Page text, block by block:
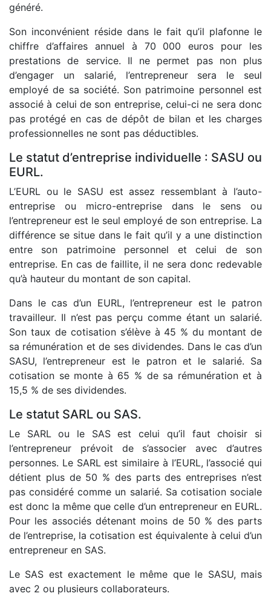
généré.
Son inconvénient réside dans le fait qu’il plafonne le
chiffre d’affaires annuel à 70 000 euros pour les
prestations de service. Il ne permet pas non plus
d’engager un salarié, l’entrepreneur sera le seul
employé de sa société. Son patrimoine personnel est
associé à celui de son entreprise, celui-ci ne sera donc
pas protégé en cas de dépôt de bilan et les charges
professionnelles ne sont pas déductibles.
Le statut d’entreprise individuelle : SASU ou
EURL.
L’EURL ou le SASU est assez ressemblant à l’auto-
entreprise ou micro-entreprise dans le sens ou
l’entrepreneur est le seul employé de son entreprise. La
différence se situe dans le fait qu’il y a une distinction
entre son patrimoine personnel et celui de son
entreprise. En cas de faillite, il ne sera donc redevable
qu’à hauteur du montant de son capital.
Dans le cas d’un EURL, l’entrepreneur est le patron
travailleur. Il n’est pas perçu comme étant un salarié.
Son taux de cotisation s’élève à 45 % du montant de
sa rémunération et de ses dividendes. Dans le cas d’un
SASU, l’entrepreneur est le patron et le salarié. Sa
cotisation se monte à 65 % de sa rémunération et à
15,5 % de ses dividendes.
Le statut SARL ou SAS.
Le SARL ou le SAS est celui qu’il faut choisir si
l’entrepreneur prévoit de s’associer avec d’autres
personnes. Le SARL est similaire à l’EURL, l’associé qui
détient plus de 50 % des parts des entreprises n’est
pas considéré comme un salarié. Sa cotisation sociale
est donc la même que celle d’un entrepreneur en EURL.
Pour les associés détenant moins de 50 % des parts
de l’entreprise, la cotisation est équivalente à celui d’un
entrepreneur en SAS.
Le SAS est exactement le même que le SASU, mais
avec 2 ou plusieurs collaborateurs.